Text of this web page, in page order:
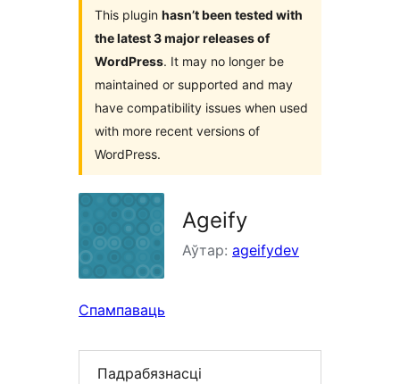
This plugin hasn’t been tested with
the latest 3 major releases of
WordPress. It may no longer be
maintained or supported and may
have compatibility issues when used
with more recent versions of
WordPress.
Ageify
Аўтар: ageifydev
Спампаваць
Падрабязнасці